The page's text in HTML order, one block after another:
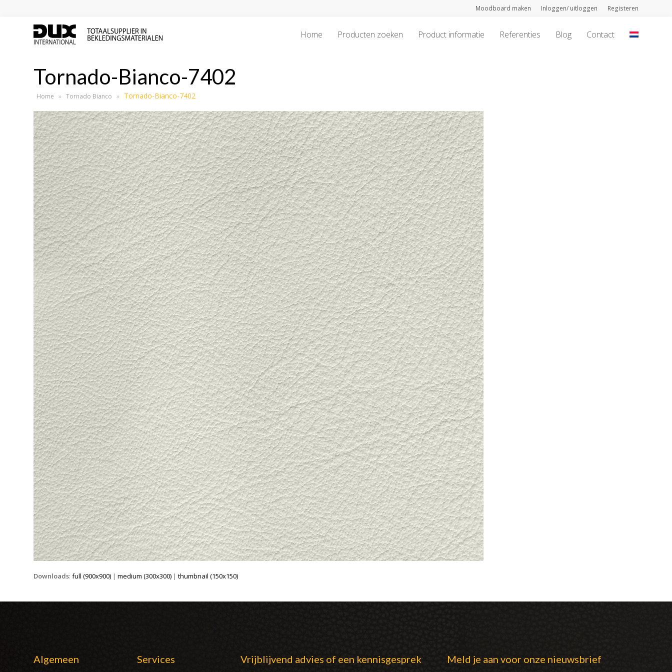
Moodboard maken Inloggen/ uitloggen Registeren
Home Producten zoeken Product informatie Referenties Blog Contact
Tornado-Bianco-7402
Home » Tornado Bianco » Tornado-Bianco-7402
Downloads:full (900x900) |medium (300x300) |thumbnail (150x150)
Algemeen Services Vrijblijvend advies of een kennisgesprek Meld je aan voor onze nieuwsbrief